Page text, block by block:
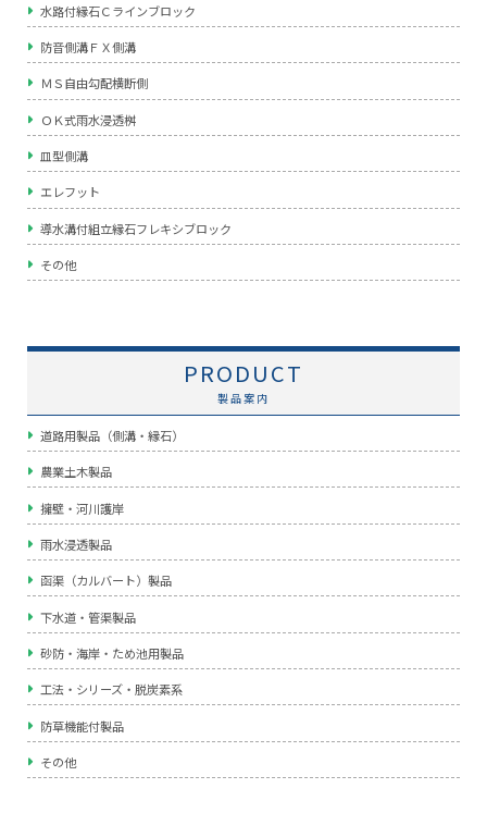
水路付縁石Ｃラインブロック
防音側溝ＦＸ側溝
ＭＳ自由勾配横断側
ＯＫ式雨水浸透桝
皿型側溝
エレフット
導水溝付組立縁石フレキシブロック
その他
PRODUCT
製品案内
道路用製品（側溝・縁石）
農業土木製品
擁壁・河川護岸
雨水浸透製品
函渠（カルバート）製品
下水道・管渠製品
砂防・海岸・ため池用製品
工法・シリーズ・脱炭素系
防草機能付製品
その他